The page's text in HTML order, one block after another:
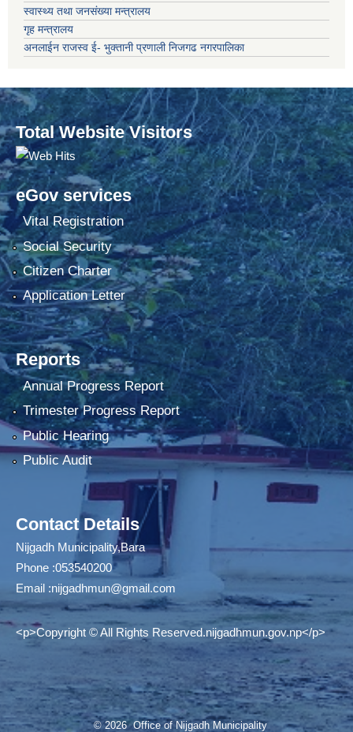
स्वास्थ्य तथा जनसंख्या मन्त्रालय
गृह मन्त्रालय
अनलाईन राजस्व ई- भुक्तानी प्रणाली निजगढ नगरपालिका
Total Website Visitors
eGov services
Vital Registration
Social Security
Citizen Charter
Application Letter
Reports
Annual Progress Report
Trimester Progress Report
Public Hearing
Public Audit
Contact Details
Nijgadh Municipality,Bara
Phone :053540200
Email :nijgadhmun@gmail.com
<p>Copyright © All Rights Reserved.nijgadhmun.gov.np</p>
© 2026 Office of Nijgadh Municipality